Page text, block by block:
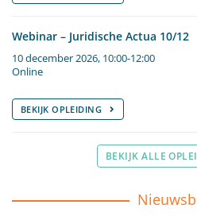
Webinar – Juridische Actua 10/12
10 december 2026, 10:00-12:00
Online
BEKIJK OPLEIDING
BEKIJK ALLE